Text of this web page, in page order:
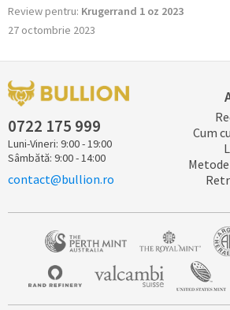
Review pentru: Krugerrand 1 oz 2023
27 octombrie 2023
0722 ​​​175 ​999
Luni-Vineri: 9:00 - 19:00
Sâmbătă: 9:00 - 14:00
contact@bullion.ro
Cum